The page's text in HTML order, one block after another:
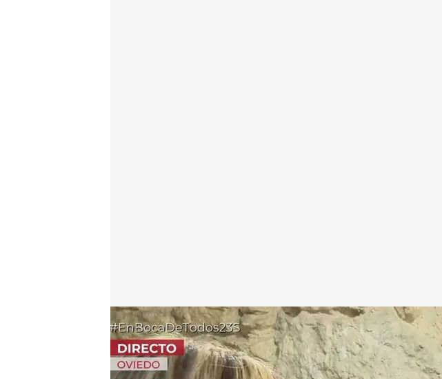
Un testimonio anónimo enseña su dispositivo COMETA.'En boca de todos'
Alba de la Orden
Madrid, 23 SEP 2025 - 13:06h.